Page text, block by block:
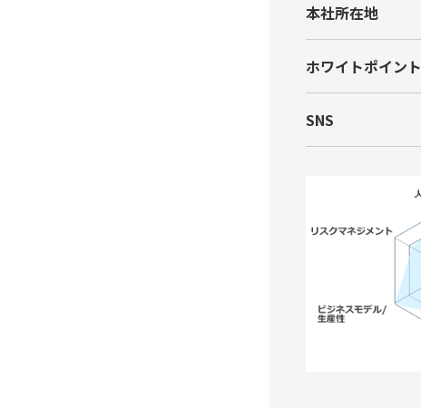
本社所在地
ホワイトポイント
SNS